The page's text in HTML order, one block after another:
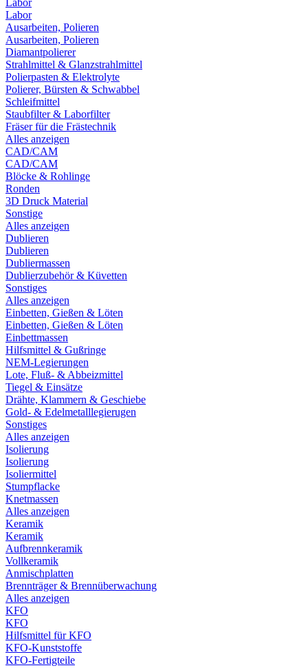
Labor
Labor
Ausarbeiten, Polieren
Ausarbeiten, Polieren
Diamantpolierer
Strahlmittel & Glanzstrahlmittel
Polierpasten & Elektrolyte
Polierer, Bürsten & Schwabbel
Schleifmittel
Staubfilter & Laborfilter
Fräser für die Frästechnik
Alles anzeigen
CAD/CAM
CAD/CAM
Blöcke & Rohlinge
Ronden
3D Druck Material
Sonstige
Alles anzeigen
Dublieren
Dublieren
Dubliermassen
Dublierzubehör & Küvetten
Sonstiges
Alles anzeigen
Einbetten, Gießen & Löten
Einbetten, Gießen & Löten
Einbettmassen
Hilfsmittel & Gußringe
NEM-Legierungen
Lote, Fluß- & Abbeizmittel
Tiegel & Einsätze
Drähte, Klammern & Geschiebe
Gold- & Edelmetalllegierugen
Sonstiges
Alles anzeigen
Isolierung
Isolierung
Isoliermittel
Stumpflacke
Knetmassen
Alles anzeigen
Keramik
Keramik
Aufbrennkeramik
Vollkeramik
Anmischplatten
Brennträger & Brennüberwachung
Alles anzeigen
KFO
KFO
Hilfsmittel für KFO
KFO-Kunststoffe
KFO-Fertigteile